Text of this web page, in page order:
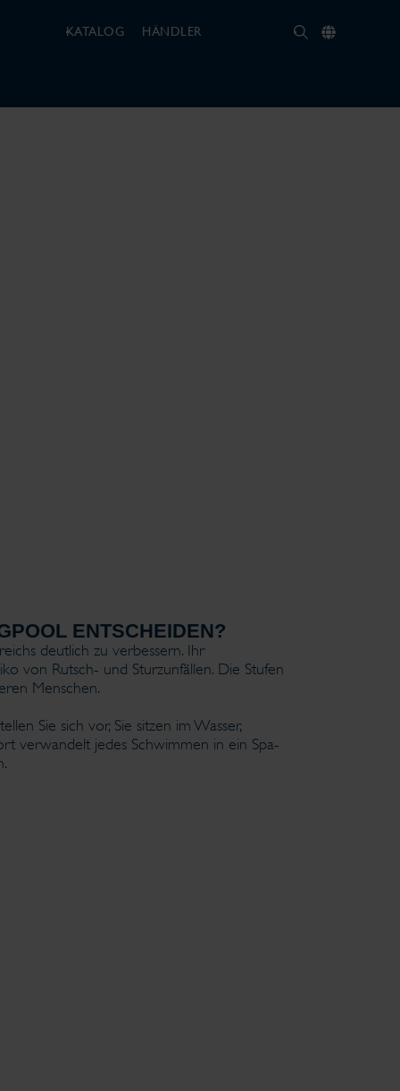
KATALOG HÄNDLER
ENTSCHEIDEN?
deutlich zu verbessern. Ihr
von Rutsch- und Sturzunfällen. Die Stufen
Menschen.
Sie sich vor, Sie sitzen im Wasser,
verwandelt jedes Schwimmen in ein Spa-